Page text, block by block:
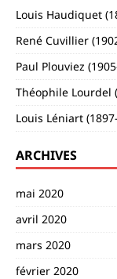
Louis Haudiquet
René Cuvillier
Paul Plouviez
Théophile Lourdel
Louis Léniart
ARCHIVES
mai 2020
avril 2020
mars 2020
février 2020